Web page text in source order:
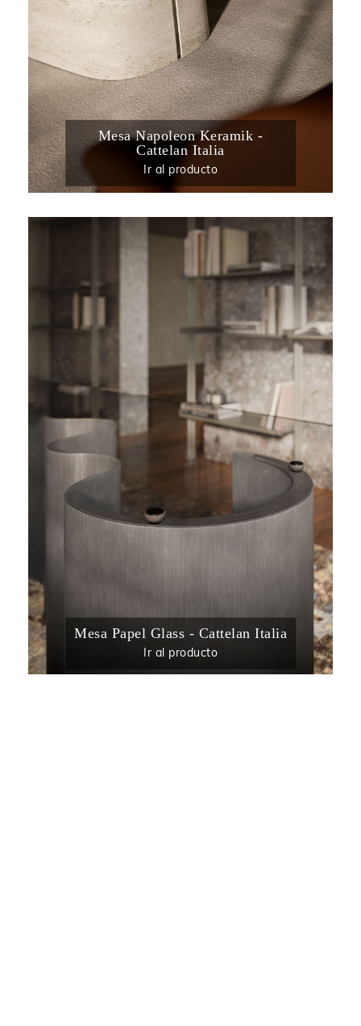
Mesa Napoleon Keramik -
Cattelan Italia
Ir al producto
Mesa Papel Glass - Cattelan Italia
Ir al producto